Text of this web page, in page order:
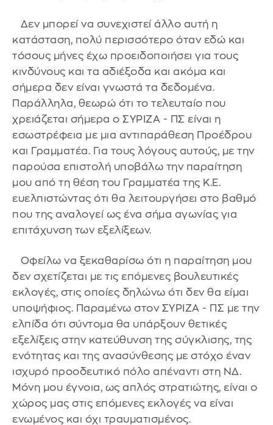
Δεν μπορεί να συνεχιστεί άλλο αυτή η
κατάσταση, πολύ περισσότερο όταν εδώ και
τόσους μήνες έχω προειδοποιήσει για τους
κινδύνους και τα αδιέξοδα και ακόμα και
σήμερα δεν είναι γνωστά τα δεδομένα.
Παράλληλα, θεωρώ ότι το τελευταίο που
χρειάζεται σήμερα ο ΣΥΡΙΖΑ - ΠΣ είναι η
εσωστρέφεια με μια αντιπαράθεση Προέδρου
και Γραμματέα. Για τους λόγους αυτούς, με την
παρούσα επιστολή υποβάλω την παραίτηση
μου από τη θέση του Γραμματέα της Κ.Ε.
ευελπιστώντας ότι θα λειτουργήσει στο βαθμό
που της αναλογεί ως ένα σήμα αγωνίας για
επιτάχυνση των εξελίξεων.
Οφείλω να ξεκαθαρίσω ότι η παραίτηση μου
δεν σχετίζεται με τις επόμενες βουλευτικές
εκλογές, στις οποίες δηλώνω ότι δεν θα είμαι
υποψήφιος. Παραμένω στον ΣΥΡΙΖΑ - ΠΣ με την
ελπίδα ότι σύντομα θα υπάρξουν θετικές
εξελίξεις στην κατεύθυνση της σύγκλισης, της
ενότητας και της ανασύνθεσης με στόχο έναν
ισχυρό προοδευτικό πόλο απέναντι στη ΝΔ.
Μόνη μου έγνοια, ως απλός στρατιώτης, είναι ο
χώρος μας στις επόμενες εκλογές να είναι
ενωμένος και όχι τραυματισμένος.